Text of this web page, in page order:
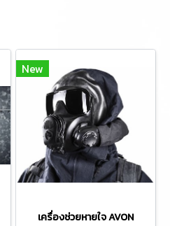
New
เครื่องช่วยหายใจ AVON